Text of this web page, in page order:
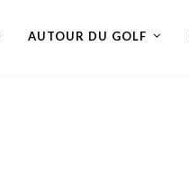
AUTOUR DU GOLF